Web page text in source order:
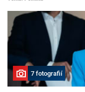
7 fotografií